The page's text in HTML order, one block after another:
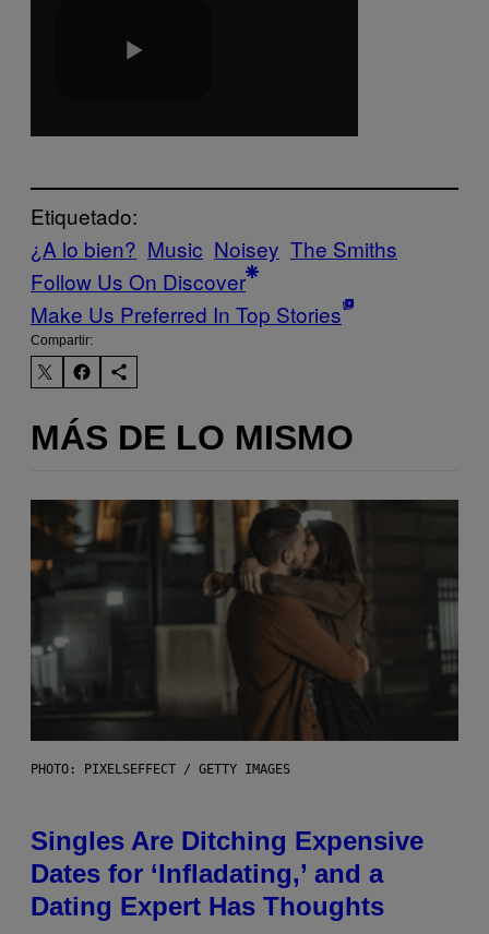
Etiquetado:
¿A lo bien? Music Noisey The Smiths
Follow Us On Discover
Make Us Preferred In Top Stories
Compartir:
MÁS DE LO MISMO
PHOTO: PIXELSEFFECT / GETTY IMAGES
Singles Are Ditching Expensive
Dates for ‘Infladating,’ and a
Dating Expert Has Thoughts